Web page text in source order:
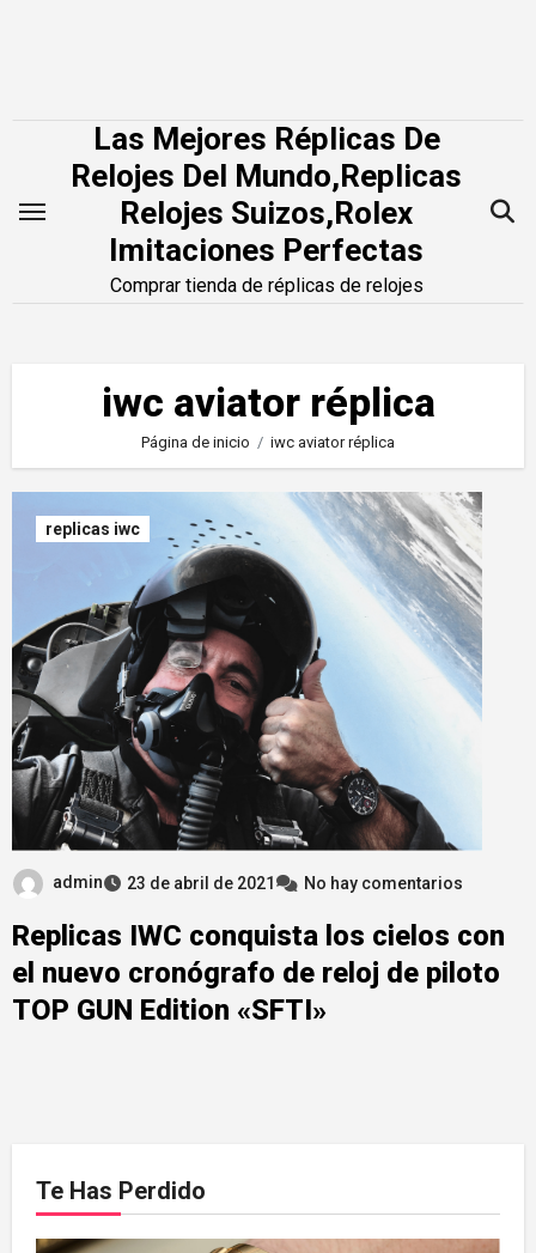
Las Mejores Réplicas De
Relojes Del Mundo,Replicas
Relojes Suizos,Rolex
Imitaciones Perfectas
Comprar tienda de réplicas de relojes
iwc aviator réplica
Página de inicio iwc aviator réplica
replicas iwc
admin 23 de abril de 2021 No hay comentarios
Replicas IWC conquista los cielos con
el nuevo cronógrafo de reloj de piloto
TOP GUN Edition «SFTI»
Te Has Perdido